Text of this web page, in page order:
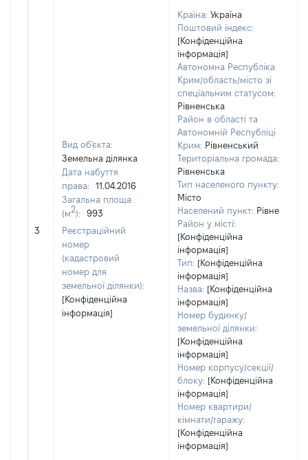
3
Вид об'єкта:
Земельна ділянка
Дата набуття
права:
11.04.2016
Загальна площа
(м2):
993
Реєстраційний
номер
(кадастровий
номер для
земельної ділянки):
[Конфіденційна
інформація]
Країна: Україна
Поштовий індекс:
[Конфіденційна
інформація]
Автономна Республіка
Крим/область/місто зі
спеціальним статусом:
Рівненська
Район в області та
Автономній Республіці
Крим: Рівненський
Територіальна громада:
Рівненська
Тип населеного пункту:
Місто
Населений пункт: Рівне
Район у місті:
[Конфіденційна
інформація]
Тип: [Конфіденційна
інформація]
Назва: [Конфіденційна
інформація]
Номер будинку/
земельної ділянки:
[Конфіденційна
інформація]
Номер корпусу/секції/
блоку: [Конфіденційна
інформація]
Номер квартири/
кімнати/гаражу:
[Конфіденційна
інформація]